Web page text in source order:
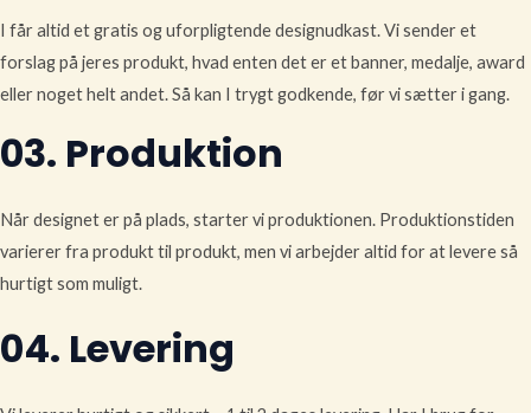
I får altid et gratis og uforpligtende designudkast. Vi sender et
forslag på jeres produkt, hvad enten det er et banner, medalje, award
eller noget helt andet. Så kan I trygt godkende, før vi sætter i gang.
03. Produktion
Når designet er på plads, starter vi produktionen. Produktionstiden
varierer fra produkt til produkt, men vi arbejder altid for at levere så
hurtigt som muligt.
04. Levering